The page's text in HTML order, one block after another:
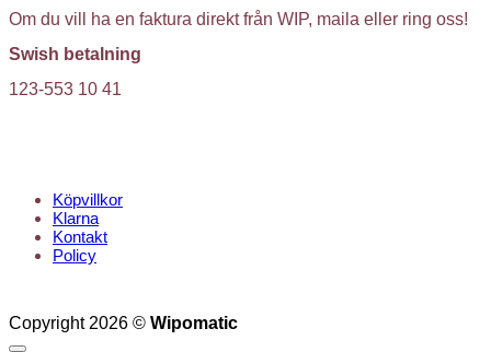
Om du vill ha en faktura direkt från WIP, maila eller ring oss!
Swish betalning
123-553 10 41
Köpvillkor
Klarna
Kontakt
Policy
Copyright 2026 © Wipomatic